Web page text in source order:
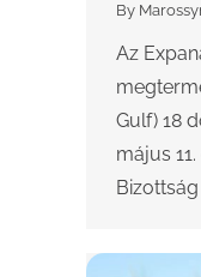
By
Az
Gulf) 18
május